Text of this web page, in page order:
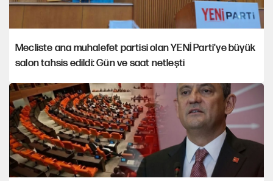
Mecliste ana muhalefet partisi olan YENİ Parti'ye büyük
salon tahsis edildi: Gün ve saat netleşti